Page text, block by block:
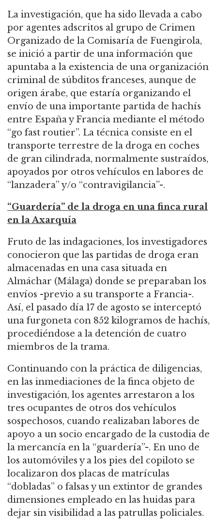
La investigación, que ha sido llevada a cabo
por agentes adscritos al grupo de Crimen
Organizado de la Comisaría de Fuengirola,
se inició a partir de una información que
apuntaba a la existencia de una organización
criminal de súbditos franceses, aunque de
origen árabe, que estaría organizando el
envío de una importante partida de hachís
entre España y Francia mediante el método
“go fast routier”. La técnica consiste en el
transporte terrestre de la droga en coches
de gran cilindrada, normalmente sustraídos,
apoyados por otros vehículos en labores de
“lanzadera” y/o “contravigilancia”-.
“Guardería” de la droga en una finca rural
en la Axarquía
Fruto de las indagaciones, los investigadores
conocieron que las partidas de droga eran
almacenadas en una casa situada en
Almáchar (Málaga) donde se preparaban los
envíos -previo a su transporte a Francia-.
Así, el pasado día 17 de agosto se interceptó
una furgoneta con 852 kilogramos de hachís,
procediéndose a la detención de cuatro
miembros de la trama.
Continuando con la práctica de diligencias,
en las inmediaciones de la finca objeto de
investigación, los agentes arrestaron a los
tres ocupantes de otros dos vehículos
sospechosos, cuando realizaban labores de
apoyo a un socio encargado de la custodia de
la mercancía en la “guardería”-. En uno de
los automóviles y a los pies del copiloto se
localizaron dos placas de matrículas
“dobladas” o falsas y un extintor de grandes
dimensiones empleado en las huidas para
dejar sin visibilidad a las patrullas policiales.